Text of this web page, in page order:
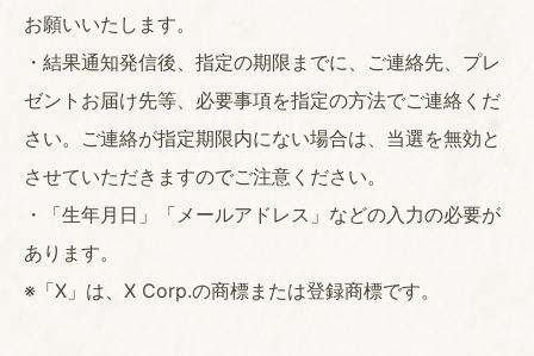
お願いいたします。
・結果通知発信後、指定の期限までに、ご連絡先、プレ
ゼントお届け先等、必要事項を指定の方法でご連絡くだ
さい。ご連絡が指定期限内にない場合は、当選を無効と
させていただきますのでご注意ください。
・「生年月日」「メールアドレス」などの入力の必要が
あります。
※「X」は、X Corp.の商標または登録商標です。